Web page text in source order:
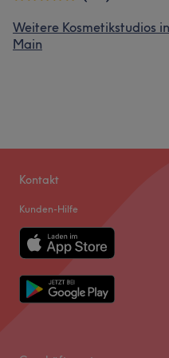
Weitere Kosmetikstudios
Main
Kontakt
Kunden-Hilfe